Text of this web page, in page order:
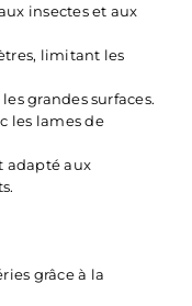
insectes et aux
limitant les
grandes surfaces.
les lames de
adapté aux
grâce à la